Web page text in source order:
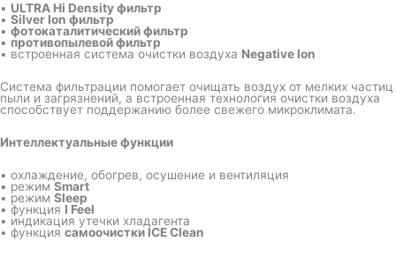
• ULTRA Hi Density фильтр
• Silver Ion фильтр
• фотокаталитический фильтр
• противопылевой фильтр
• встроенная система очистки воздуха Negative Ion
Система фильтрации помогает очищать воздух от мелких частиц
пыли и загрязнений, а встроенная технология очистки воздуха
способствует поддержанию более свежего микроклимата.
Интеллектуальные функции
• охлаждение, обогрев, осушение и вентиляция
• режим Smart
• режим Sleep
• функция I Feel
• индикация утечки хладагента
• функция самоочистки ICE Clean